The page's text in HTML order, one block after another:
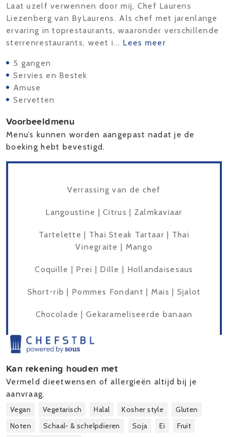
Laat uzelf verwennen door mij, Chef Laurens
Liezenberg van ByLaurens. Als chef met jarenlange
ervaring in toprestaurants, waaronder verschillende
sterrenrestaurants, weet i... Lees meer
5 gangen
Servies en Bestek
Amuse
Servetten
Voorbeeldmenu
Menu’s kunnen worden aangepast nadat je de
boeking hebt bevestigd.
Verrassing van de chef
Langoustine | Citrus | Zalmkaviaar
Tartelette | Thai Steak Tartaar | Thai
Vinegraite | Mango
Coquille | Prei | Dille | Hollandaisesaus
Short-rib | Pommes Fondant | Mais | Sjalot
Chocolade | Gekarameliseerde banaan
Kan rekening houden met
Vermeld dieetwensen of allergieën altijd bij je
aanvraag.
Vegan Vegetarisch Halal Kosher style
Gluten
Noten
Schaal- & schelpdieren Soja Ei
Fruit